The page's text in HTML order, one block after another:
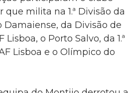
que milita na 1.ª Divisão da
Damaiense, da Divisão de
Lisboa, o Porto Salvo, da1.ª
Lisboa e o Olímpico do